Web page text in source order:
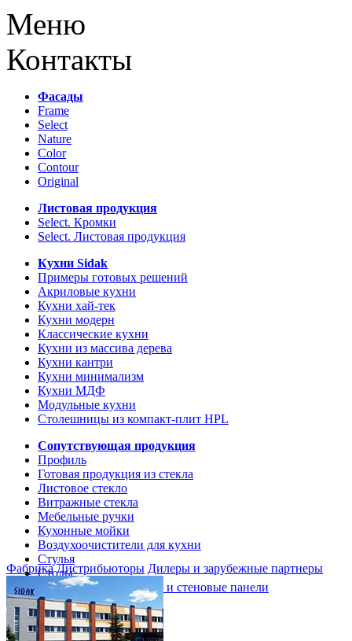
Меню
Контакты
Фасады
Frame
Select
Nature
Color
Contour
Original
Листовая продукция
Select. Кромки
Select. Листовая продукция
Кухни Sidak
Примеры готовых решений
Акриловые кухни
Кухни хай-тек
Кухни модерн
Классические кухни
Кухни из массива дерева
Кухни кантри
Кухни минимализм
Кухни МДФ
Модульные кухни
Столешницы из компакт-плит HPL
Сопутствующая продукция
Профиль
Готовая продукция из стекла
Листовое стекло
Витражные стекла
Мебельные ручки
Кухонные мойки
Воздухоочистители для кухни
Стулья
Столы
Кухонные столешницы и стеновые панели
Кухни и мебель
Кухни Softline Marine
Фабрика Дистрибьюторы Дилеры и зарубежные партнеры